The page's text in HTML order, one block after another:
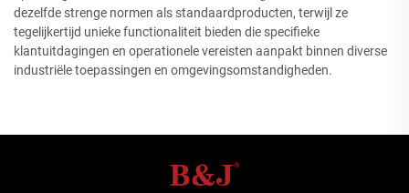
dezelfde strenge normen als standaardproducten, terwijl ze
tegelijkertijd unieke functionaliteit bieden die specifieke
klantuitdagingen en operationele vereisten aanpakt binnen diverse
industriële toepassingen en omgevingsomstandigheden.